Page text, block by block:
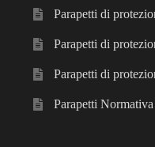
Parapetti di
Parapetti di
Parapetti di
Parapetti Normativa